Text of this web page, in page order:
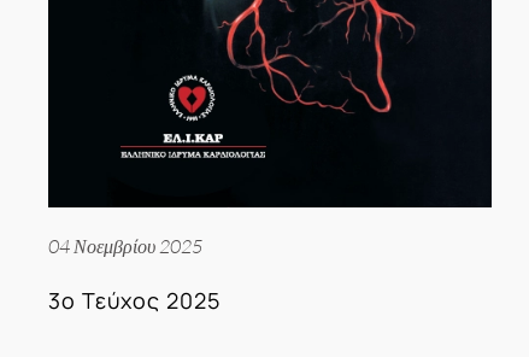
04 Νοεμβρίου 2025
3ο Τεύχος 2025